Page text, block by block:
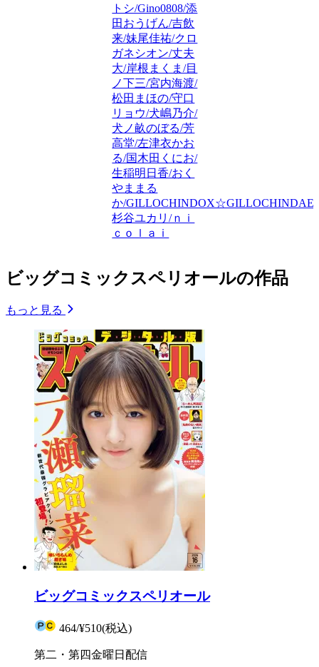
トシ/Gino0808/添
田おうげん/吉飲
来/妹尾佳祐/クロ
ガネシオン/丈夫
大/岸根まくま/目
ノ下三/宮内海渡/
松田まほの/守口
リョウ/犬嶋乃介/
犬ノ畝のぼる/芳
高堂/左津衣かお
る/国木田くにお/
生稲明日香/おく
やままる
か/GILLOCHINDOX☆GILLOCHINDAE/
杉谷ユカリ/ｎｉ
ｃｏｌａｉ
ビッグコミックスペリオールの作品
もっと見る
ビッグコミックスペリオール
464/¥510(税込)
第二・第四金曜日配信